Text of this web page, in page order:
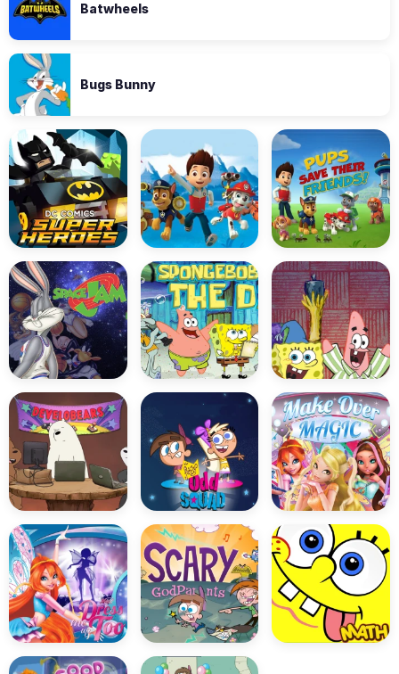
Batwheels
Bugs Bunny